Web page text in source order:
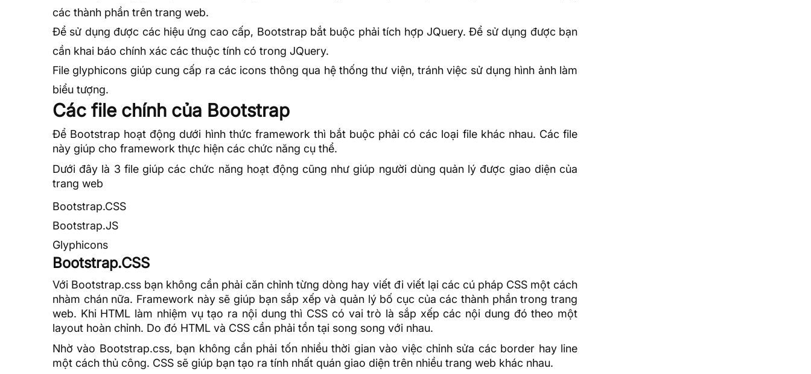
các thành phần trên trang web.
Để sử dụng được các hiệu ứng cao cấp, Bootstrap bắt buộc phải tích hợp JQuery. Để sử dụng được bạn
cần khai báo chính xác các thuộc tính có trong JQuery.
File glyphicons giúp cung cấp ra các icons thông qua hệ thống thư viện, tránh việc sử dụng hình ảnh làm
biểu tượng.
Các file chính của Bootstrap
Để Bootstrap hoạt động dưới hình thức framework thì bắt buộc phải có các loại file khác nhau. Các file
này giúp cho framework thực hiện các chức năng cụ thể.
Dưới đây là 3 file giúp các chức năng hoạt động cũng như giúp người dùng quản lý được giao diện của
trang web
Bootstrap.CSS
Bootstrap.JS
Glyphicons
Bootstrap.CSS
Với Bootstrap.css bạn không cần phải căn chỉnh từng dòng hay viết đi viết lại các cú pháp CSS một cách
nhàm chán nữa. Framework này sẽ giúp bạn sắp xếp và quản lý bố cục của các thành phần trong trang
web. Khi HTML làm nhiệm vụ tạo ra nội dung thì CSS có vai trò là sắp xếp các nội dung đó theo một
layout hoàn chỉnh. Do đó HTML và CSS cần phải tồn tại song song với nhau.
Nhờ vào Bootstrap.css, bạn không cần phải tốn nhiều thời gian vào việc chỉnh sửa các border hay line
một cách thủ công. CSS sẽ giúp bạn tạo ra tính nhất quán giao diện trên nhiều trang web khác nhau.